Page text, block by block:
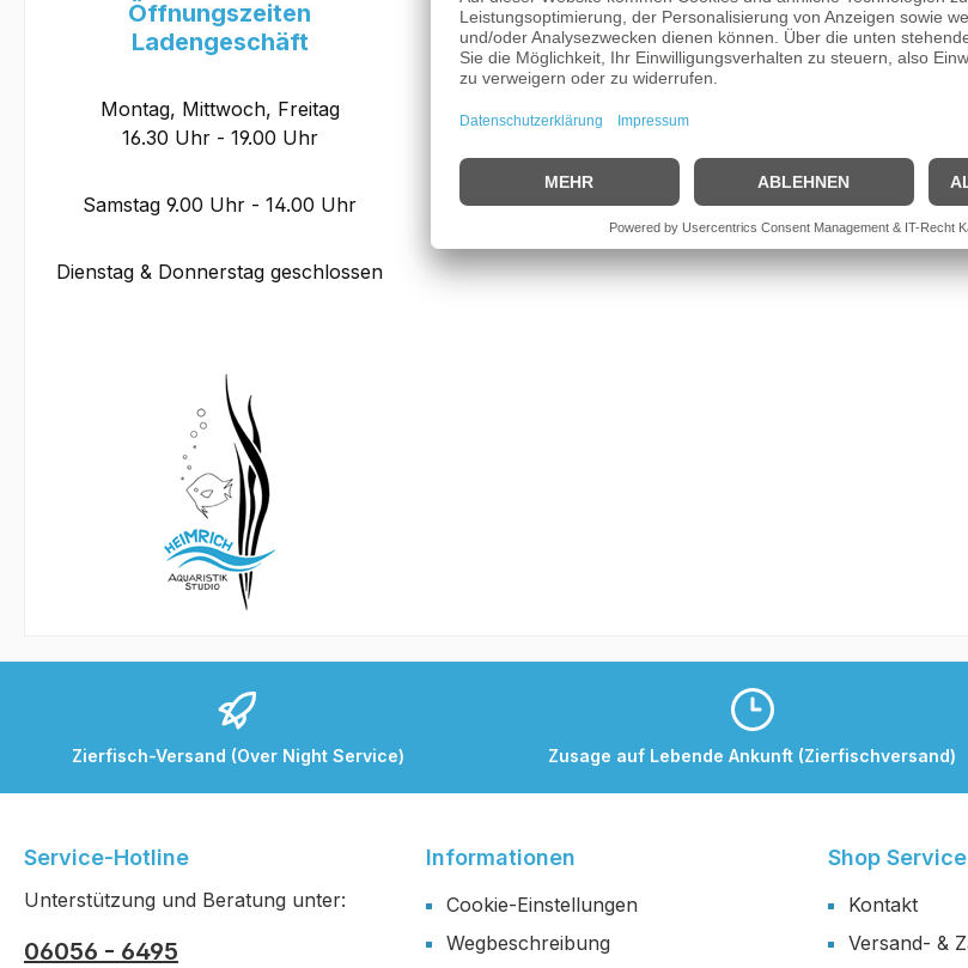
Öffnungszeiten
Ladengeschäft
Montag, Mittwoch, Freitag
16.30 Uhr - 19.00 Uhr
Samstag 9.00 Uhr - 14.00 Uhr
Dienstag & Donnerstag geschlossen
Zierfisch-Versand (Over Night Service) Zusage auf Lebende Ankunft (Zierfischversand)
Service-Hotline
Unterstützung und Beratung unter:
06056 - 6495
Informationen
Cookie-Einstellungen
Wegbeschreibung
Shop Service
Kontakt
Versand- &